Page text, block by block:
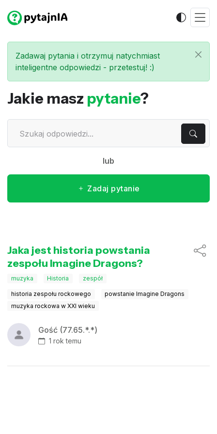
Zadawaj pytania i otrzymuj natychmiast
inteligentne odpowiedzi - przetestuj! :)
Jakie masz pytanie?
lub
Zadaj pytanie
Jaka jest historia powstania
zespołu Imagine Dragons?
muzyka Historia zespół
historia zespołu rockowego
powstanie Imagine Dragons
muzyka rockowa w XXI wieku
Gość (77.65.*.*)
1 rok temu